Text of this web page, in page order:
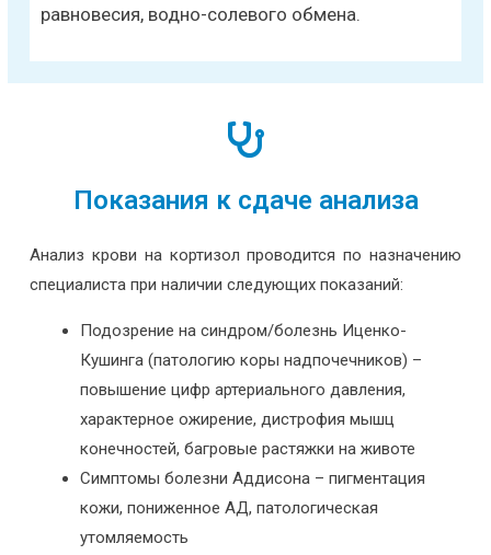
равновесия, водно-солевого обмена.
Показания к сдаче анализа
Анализ крови на кортизол проводится по назначению
специалиста при наличии следующих показаний:
Подозрение на синдром/болезнь Иценко-
Кушинга (патологию коры надпочечников) –
повышение цифр артериального давления,
характерное ожирение, дистрофия мышц
конечностей, багровые растяжки на животе
Симптомы болезни Аддисона – пигментация
кожи, пониженное АД, патологическая
утомляемость